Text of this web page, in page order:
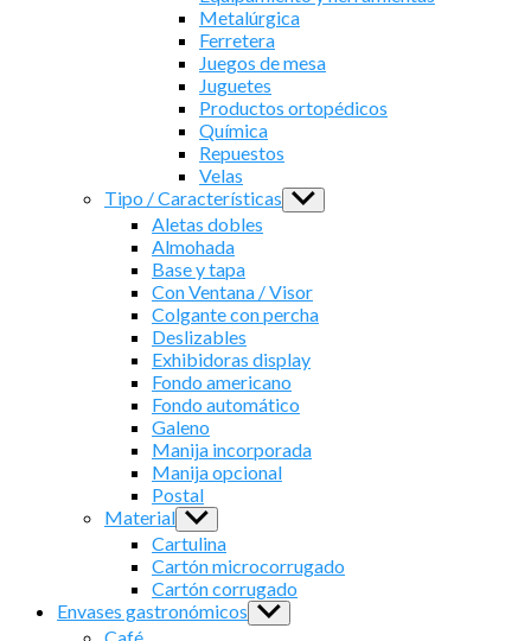
Metalúrgica
Ferretera
Juegos de mesa
Juguetes
Productos ortopédicos
Química
Repuestos
Velas
Tipo / Características Show
sub
Aletas dobles
Almohada
Base y tapa
Con Ventana / Visor
Colgante con percha
Deslizables
Exhibidoras display
Fondo americano
Fondo automático
Galeno
Manija incorporada
Manija opcional
Postal
Material Show
sub
menu
Cartulina
Cartón microcorrugado
Cartón corrugado
Envases gastronómicos Show
sub